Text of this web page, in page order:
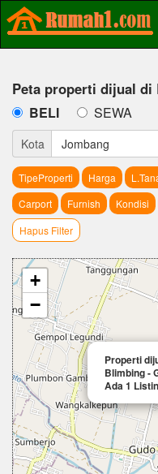
Peta properti dijual di
BELI SEWA
Kota Jombang
TipeProperti Harga
Carport
Furnish Kondisi
Hapus Filter
Properti
Blimbing -
Ada 1
+
−